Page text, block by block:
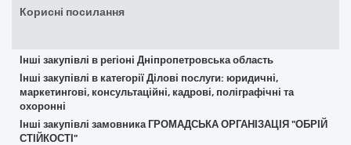
Корисні посилання
Інші закупівлі в регіоні Дніпропетровська область
Інші закупівлі в категорії Ділові послуги: юридичні,
маркетингові, консультаційні, кадрові, поліграфічні та
охоронні
Інші закупівлі замовника ГРОМАДСЬКА ОРГАНІЗАЦІЯ "ОБРІЙ
СТІЙКОСТІ"